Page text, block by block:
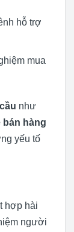
hỗ trợ
mua
như
bán hàng
yếu tố
hợp hài
người